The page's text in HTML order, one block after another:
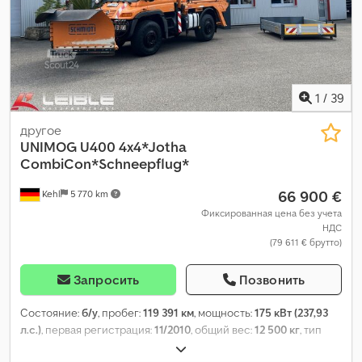
1 / 39
Kehl 5 770 km
другое
UNIMOG U400 4x4*Jotha
CombiCon*Schneepflug*
66 900 €
Фиксированная цена без учета
НДС
(79 611 € брутто)
Запросить Позвонить
Состояние:б/у, пробег:119 391 км, мощность:175 кВт (237,93
л.с.), первая регистрация:11/2010, общий вес:12 500 кг, тип
оранжевый